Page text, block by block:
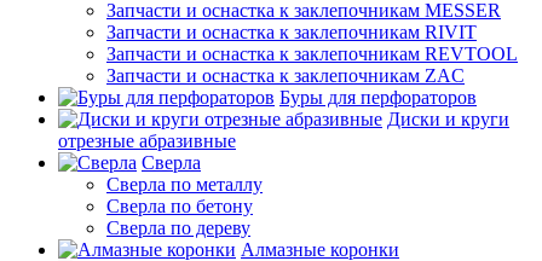
Запчасти и оснастка к заклепочникам MESSER
Запчасти и оснастка к заклепочникам RIVIT
Запчасти и оснастка к заклепочникам REVTOOL
Запчасти и оснастка к заклепочникам ZAC
Буры для перфораторов
Диски и круги
отрезные абразивные
Сверла
Сверла по металлу
Сверла по бетону
Сверла по дереву
Алмазные коронки